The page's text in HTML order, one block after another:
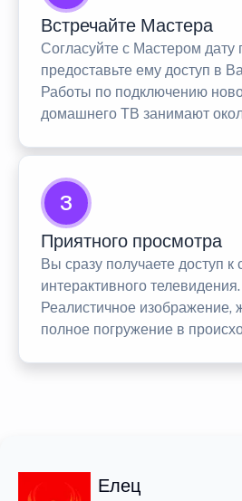
Встречайте Мастера
Согласуйте с Мастером дату
предоставьте ему доступ в
Работы по подключению
домашнего ТВ занимают
3
Приятного просмотра
Вы сразу получаете доступ к
интерактивного телевидения.
Реалистичное изображение,
полное погружение в
Елец